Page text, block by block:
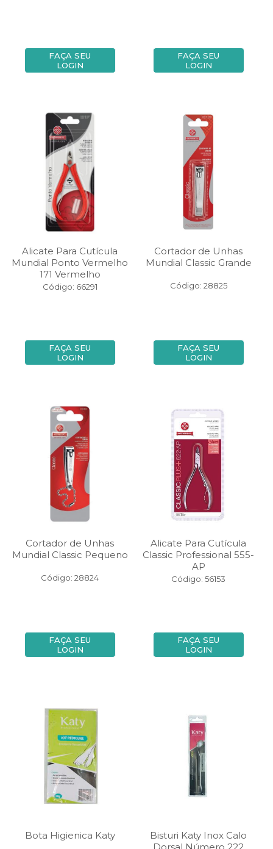
FAÇA SEU
LOGIN
FAÇA SEU
LOGIN
Alicate Para Cutícula
Mundial Ponto Vermelho
171 Vermelho
Código: 66291
FAÇA SEU
LOGIN
Cortador de Unhas
Mundial Classic Grande
Código: 28825
FAÇA SEU
LOGIN
Cortador de Unhas
Mundial Classic Pequeno
Código: 28824
FAÇA SEU
LOGIN
Alicate Para Cutícula
Classic Professional 555-
AP
Código: 56153
FAÇA SEU
LOGIN
Bota Higienica Katy
Bisturi Katy Inox Calo